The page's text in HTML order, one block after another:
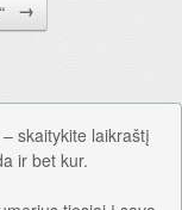
→
skaitykite laikraštį
ir bet kur.